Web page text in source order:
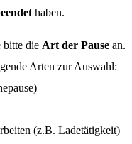
haben.
bitte die Art der Pausean.
Arten zur Auswahl:
(z.B. Ladetätigkeit)